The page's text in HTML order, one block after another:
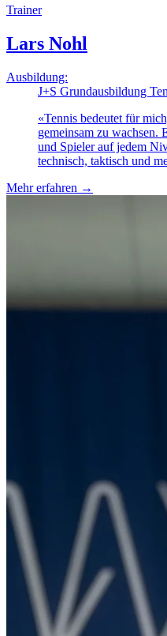
Trainer
Lars Nohl
Ausbildung:
J+S Grundausbildung
«Tennis bedeutet für
gemeinsam zu wachsen.
und Spieler auf jedem
technisch, taktisch und
Mehr erfahren →